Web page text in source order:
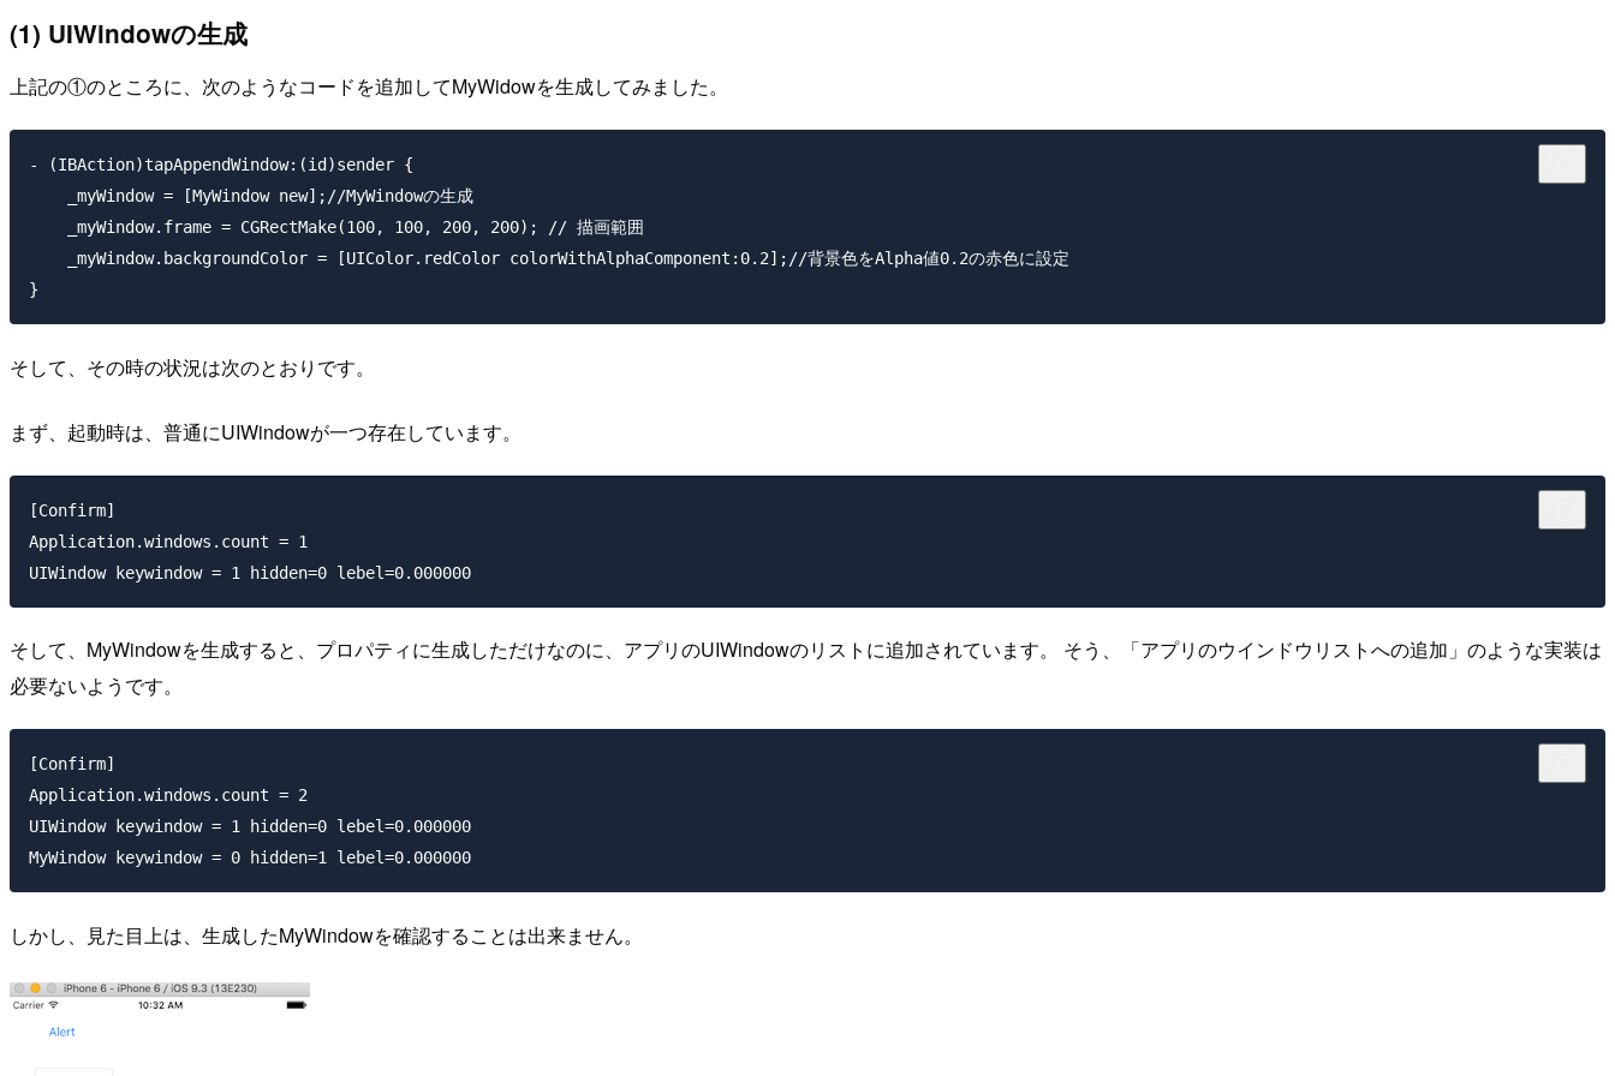
(1) UIWindowの生成
上記の①のところに、次のようなコードを追加してMyWidowを生成してみました。
- (IBAction)tapAppendWindow:(id)sender {
    _myWindow = [MyWindow new];//MyWindowの生成
    _myWindow.frame = CGRectMake(100, 100, 200, 200); // 描画範囲
    _myWindow.backgroundColor = [UIColor.redColor colorWithAlphaComponent:0.2];//背景色をAlpha値0.2の赤色に設定
そして、その時の状況は次のとおりです。
まず、起動時は、普通にUIWindowが一つ存在しています。
[Confirm]
Application.windows.count = 1
そして、MyWindowを生成すると、プロパティに生成しただけなのに、アプリのUIWindowのリストに追加されています。 そう、「アプリのウインドウリストへの追加」のような実装は
必要ないようです。
[Confirm]
Application.windows.count = 2
UIWindow keywindow = 1 hidden=0 lebel=0.000000
しかし、見た目上は、生成したMyWindowを確認することは出来ません。